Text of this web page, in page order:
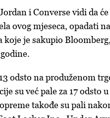
i Converse vidi da
ovog mjeseca, opadati
koje je sakupio
odsto na produženom
su već pale za 17 odsto
takođe su pali